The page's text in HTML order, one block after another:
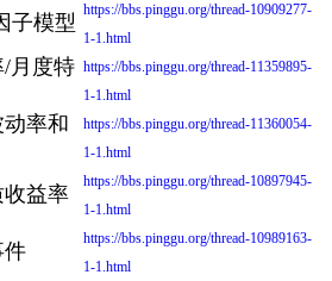
子模型
https://bbs.pinggu.org/thread-10909277-
1-1.html
月度特 https://bbs.pinggu.org/thread-11359895-
1-1.html
率和
https://bbs.pinggu.org/thread-11360054-
1-1.html
益率
https://bbs.pinggu.org/thread-10897945-
1-1.html
件
https://bbs.pinggu.org/thread-10989163-
1-1.html